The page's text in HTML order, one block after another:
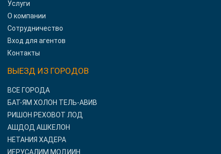
Услуги
О компании
Сотрудничество
Вход для агентов
Контакты
ВЫЕЗД ИЗ ГОРОДОВ
ВСЕ ГОРОДА
БАТ-ЯМ ХОЛОН ТЕЛЬ-АВИВ
РИШОН РЕХОВОТ ЛОД
АШДОД АШКЕЛОН
НЕТАНИЯ ХАДЕРА
ИЕРУСАЛИМ МОДИИН